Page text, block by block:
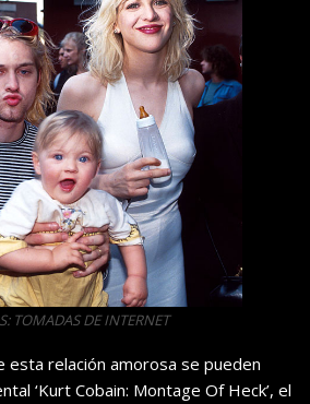
TOMADAS DE INTERNET
esta relación amorosa se pueden
‘Kurt Cobain: Montage Of Heck’, el